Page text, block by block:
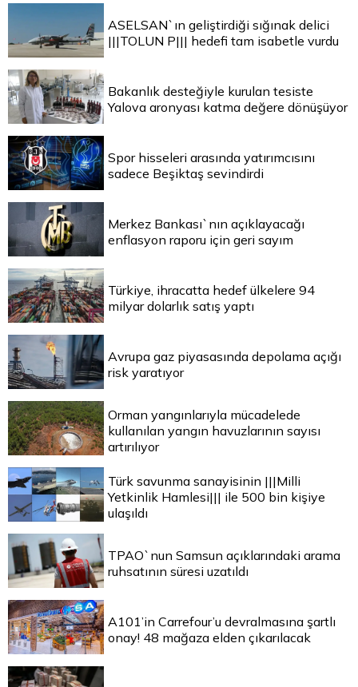
ASELSAN`ın geliştirdiği sığınak delici
|||TOLUN P||| hedefi tam isabetle vurdu
Bakanlık desteğiyle kurulan tesiste
Yalova aronyası katma değere dönüşüyor
Spor hisseleri arasında yatırımcısını
sadece Beşiktaş sevindirdi
Merkez Bankası`nın açıklayacağı
enflasyon raporu için geri sayım
Türkiye, ihracatta hedef ülkelere 94
milyar dolarlık satış yaptı
Avrupa gaz piyasasında depolama açığı
risk yaratıyor
Orman yangınlarıyla mücadelede
kullanılan yangın havuzlarının sayısı
artırılıyor
Türk savunma sanayisinin |||Milli
Yetkinlik Hamlesi||| ile 500 bin kişiye
ulaşıldı
TPAO`nun Samsun açıklarındaki arama
ruhsatının süresi uzatıldı
A101’in Carrefour’u devralmasına şartlı
onay! 48 mağaza elden çıkarılacak